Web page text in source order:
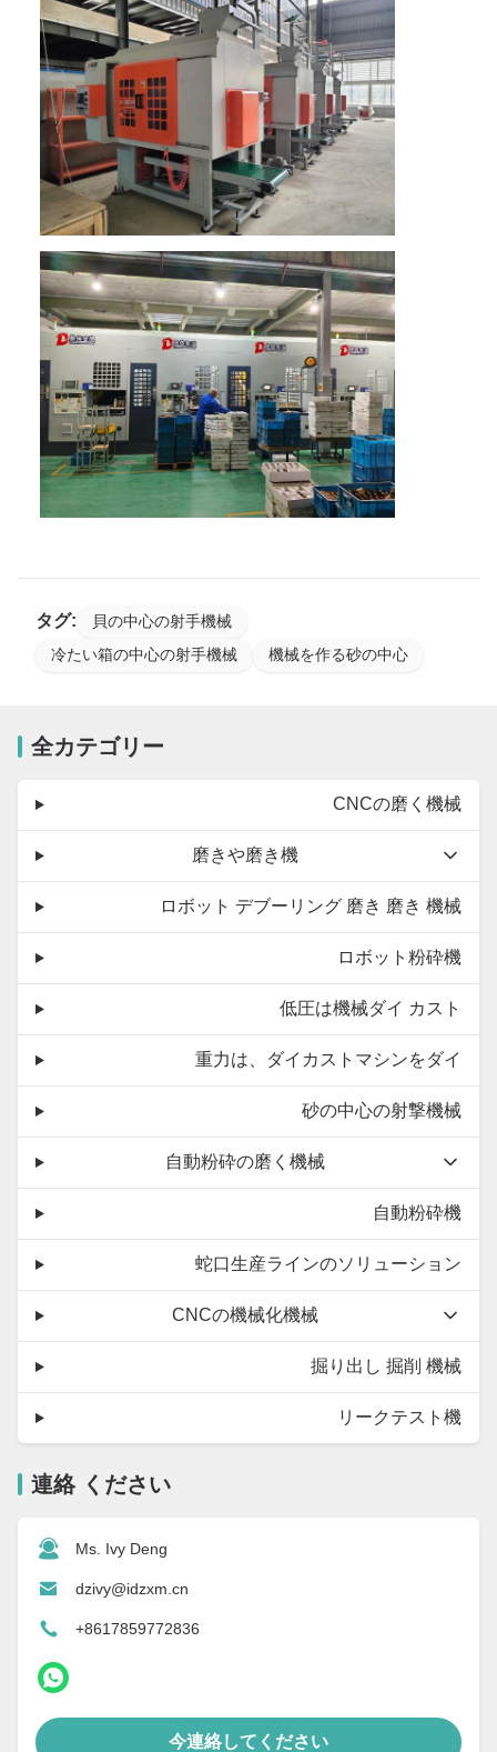
タグ:
貝の中心の射手機械
冷たい箱の中心の射手機械
機械を作る砂の中心
全カテゴリー
CNCの磨く機械
磨きや磨き機
ロボット デブーリング 磨き 磨き 機械
ロボット粉砕機
低圧は機械ダイ カスト
重力は、ダイカストマシンをダイ
砂の中心の射撃機械
自動粉砕の磨く機械
自動粉砕機
蛇口生産ラインのソリューション
CNCの機械化機械
掘り出し 掘削 機械
リークテスト機
連絡 ください
Ms. Ivy Deng
dzivy@idzxm.cn
+8617859772836
今連絡してください